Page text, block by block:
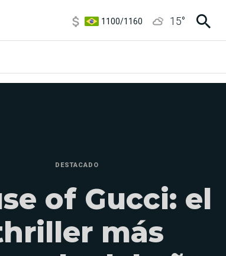
3,8/4
15°
DESTACADO
of Gucci: el
más